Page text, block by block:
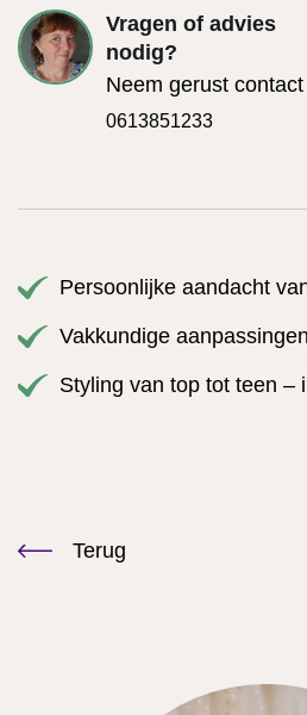
Vragen of advies
nodig?
Neem gerust
0613851233
Persoonlijke aandacht
Vakkundige
Styling van top tot teen –
Terug